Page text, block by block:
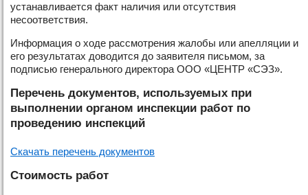
устанавливается факт наличия или отсутствия
несоответствия.
Информация о ходе рассмотрения жалобы или апелляции и
его результатах доводится до заявителя письмом, за
подписью генерального директора ООО «ЦЕНТР «СЭЗ».
Перечень документов, используемых при
выполнении органом инспекции работ по
проведению инспекций
Скачать перечень документов
Стоимость работ